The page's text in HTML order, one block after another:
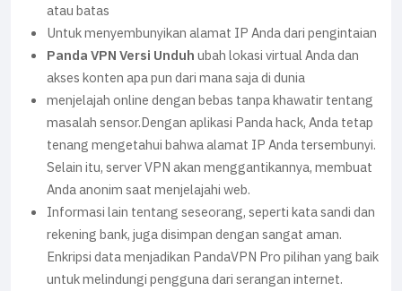
atau batas
Untuk menyembunyikan alamat IP Anda dari pengintaian
Panda VPN Versi Unduhubah lokasi virtual Anda dan
akses konten apa pun dari mana saja di dunia
menjelajah online dengan bebas tanpa khawatir tentang
masalah sensor.Dengan aplikasi Panda hack, Anda tetap
tenang mengetahui bahwa alamat IP Anda tersembunyi.
Selain itu, server VPN akan menggantikannya, membuat
Anda anonim saat menjelajahi web.
Informasi lain tentang seseorang, seperti kata sandi dan
rekening bank, juga disimpan dengan sangat aman.
Enkripsi data menjadikan PandaVPN Pro pilihan yang baik
untuk melindungi pengguna dari serangan internet.